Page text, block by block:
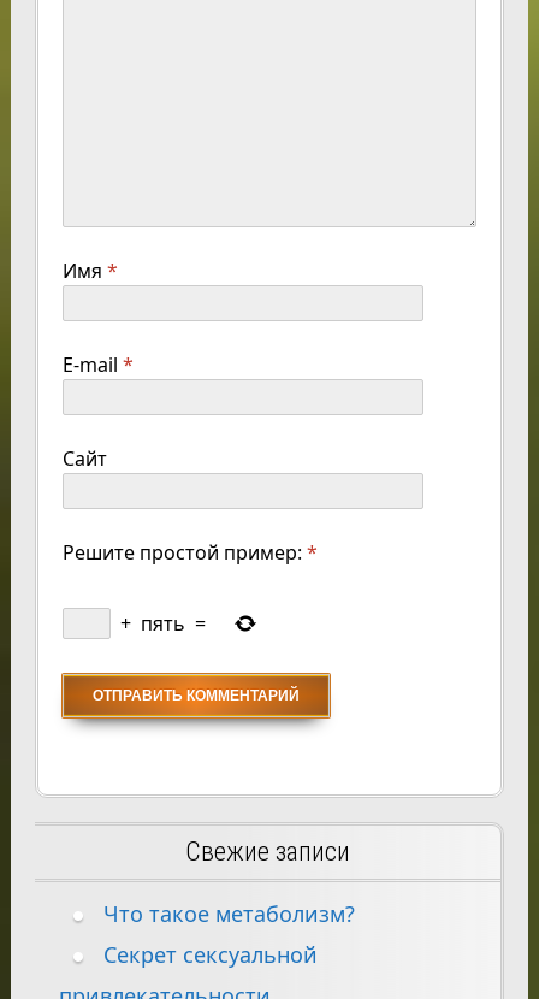
Имя *
E-mail *
Сайт
Решите простой пример: *
+ пять =
Свежие записи
Что такое метаболизм?
Секрет сексуальной